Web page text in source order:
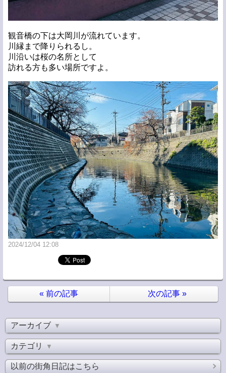
観音橋の下は大岡川が流れています。
川縁まで降りられるし。
川沿いは桜の名所として
訪れる方も多い場所ですよ。
2024/12/04 12:08
« 前の記事 次の記事 »
アーカイブ ▼
カテゴリ ▼
以前の街角日記はこちら